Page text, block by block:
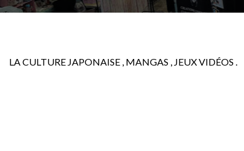
LA CULTURE JAPONAISE , MANGAS , JEUX VIDÉOS .